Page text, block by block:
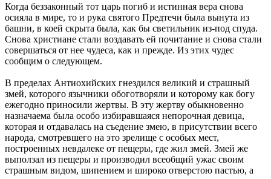
Когда беззаконный тот царь погиб и истинная вера снова
осияла в мире, то и рука святого Предтечи была вынута из
башни, в коей скрыта была, как бы светильник из-под спуда.
Снова христиане стали воздавать ей почитание и снова стали
совершаться от нее чудеса, как и прежде. Из этих чудес
сообщим о следующем.
В пределах Антиохийских гнездился великий и страшный
змей, которого язычники обоготворяли и которому как богу
ежегодно приносили жертвы. В эту жертву обыкновенно
назначаема была особо избиравшаяся непорочная девица,
которая и отдавалась на съедение змею, в присутствии всего
народа, смотревшего на это зрелище с особых мест,
построенных невдалеке от пещеры, где жил змей. Змей же
выползал из пещеры и производил всеобщий ужас своим
страшным видом, шипением и широко отверстою пастью, а